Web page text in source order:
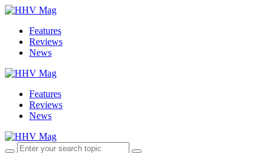
Features
Reviews
News
Features
Reviews
News